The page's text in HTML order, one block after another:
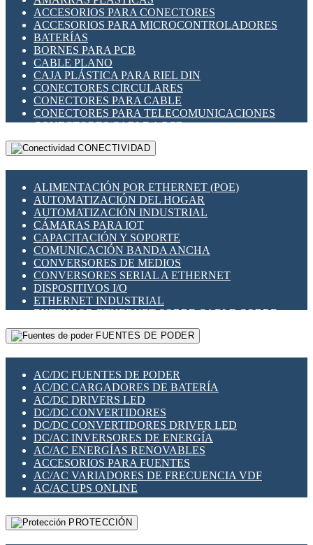
INDICADORES PARA PANEL
INTERFACES DE RELÉ
INTERRUPTORES FIN DE CARRERA
LLAVES CONMUTADORAS
MEDIDORES DE ENERGÍA Y TC'S DE CORRIENTE
MOTORES PASO A PASO
PANTALLAS HMI
PLC -CONTROLADORES LÓGICO PROGRAMABLES
PROGRAMADORES DE HORARIO
RELÉS DE PROTECCIÓN
SENSORES CAPACITIVOS
SENSORES INDUCTIVOS
TEMPORIZADORES
VARIACS
VARIADORES DE FRECUENCIA [VDF]
SECCIONADORES - INTERRUPTORES
MAQUINARIA
ACCESORIOS PARA CONECTORES
ACCESORIOS PARA MICROCONTROLADORES
BATERÍAS
BORNES PARA PCB
CABLE PLANO
CAJA PLÁSTICA PARA RIEL DIN
CONECTORES CIRCULARES
CONECTORES PARA CABLE
CONECTORES PARA TELECOMUNICACIONES
CONECTORES CABLE A PCB
CONECTORES PCB A CABLE
DIP SWITCHES
HERRAMIENTAS VARIAS
ILUMINACIÓN LED
INTERRUPTORES REED
INTERFACES DE RELÉ
OTROS RELÉS
PROTECCIÓN TÉRMICA
RELÉS AUTOMOTRICES
RELÉS DE SEÑAL
RELÉS DE ESTADO SÓLIDO SSR
RELÉS INDUSTRIALES
RELÉS MINIATURA DE POTENCIA
SENSORES MAGNÉTICOS
SWITCH Y MICROSWITCH
TARJETAS PI
UNIÓN Y DERIVACIÓN DE CABLE
CONECTIVIDAD
ALIMENTACIÓN POR ETHERNET (POE)
AUTOMATIZACIÓN DEL HOGAR
AUTOMATIZACIÓN INDUSTRIAL
CÁMARAS PARA IOT
CAPACITACIÓN Y SOPORTE
COMUNICACIÓN BANDA ANCHA
CONVERSORES DE MEDIOS
CONVERSORES SERIAL A ETHERNET
DISPOSITIVOS I/O
ETHERNET INDUSTRIAL
EXTENSOR ETHERNET SOBRE CABLE COBRE
GATEWAY LORAWAN
GESTIÓN DE REDES
PLACAS MODULARES IOT
SWITCHES Y REDES WIFI
SOLUCIONES IOT
SOLUCIONES LORAWAN
SOLUCIONES RED CELULAR
SEGURIDAD PARA REDES
SWITCHES LAN
TELEFONÍA IP (VOIP)
VIGILANCIA IP (CCTV)
MESHTASTIC
FUENTES DE PODER
AC/DC FUENTES DE PODER
AC/DC CARGADORES DE BATERÍA
AC/DC DRIVERS LED
DC/DC CONVERTIDORES
DC/DC CONVERTIDORES DRIVER LED
DC/AC INVERSORES DE ENERGÍA
AC/AC ENERGÍAS RENOVABLES
ACCESORIOS PARA FUENTES
AC/AC VARIADORES DE FRECUENCIA VDF
AC/AC UPS ONLINE
PROTECCIÓN